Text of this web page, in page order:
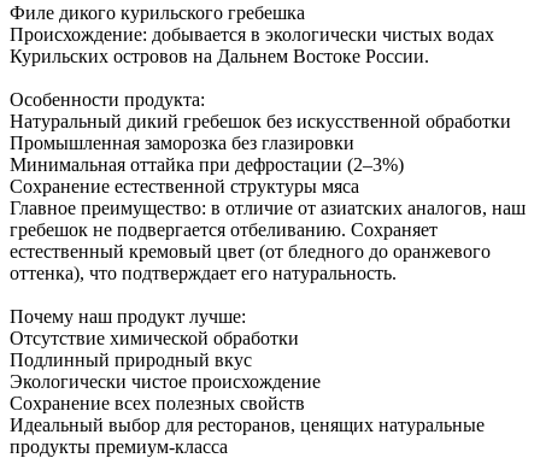
Филе дикого курильского гребешка
Происхождение: добывается в экологически чистых водах
Курильских островов на Дальнем Востоке России.
Особенности продукта:
Натуральный дикий гребешок без искусственной обработки
Промышленная заморозка без глазировки
Минимальная оттайка при дефростации (2–3%)
Сохранение естественной структуры мяса
Главное преимущество: в отличие от азиатских аналогов, наш
гребешок не подвергается отбеливанию. Сохраняет
естественный кремовый цвет (от бледного до оранжевого
оттенка), что подтверждает его натуральность.
Почему наш продукт лучше:
Отсутствие химической обработки
Подлинный природный вкус
Экологически чистое происхождение
Сохранение всех полезных свойств
Идеальный выбор для ресторанов, ценящих натуральные
продукты премиум-класса